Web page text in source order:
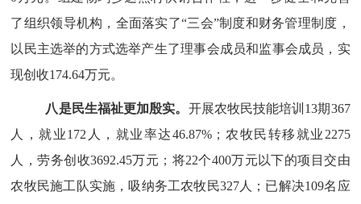
了组织领导机构，全面落实了“三会”制度和财务管理制度，
以民主选举的方式选举产生了理事会成员和监事会成员，实
现创收174.64万元。
八是民生福祉更加殷实。 开展农牧民技能培训 13期367
人，就业172人，就业率达46.87%；农牧民转移就业2275
人，劳务创收3692.45万元；将22个400万元以下的项目交由
农牧民施工队实施，吸纳务工农牧民327人；已解决109名应